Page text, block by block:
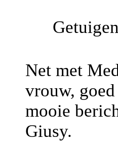
Net met
vrouw,
mooie
Giusy.